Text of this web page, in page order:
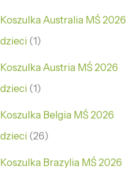
Koszulka Australia MŚ 2026
dzieci 1
Koszulka Austria MŚ 2026
dzieci 1
Koszulka Belgia MŚ 2026
dzieci 26
Koszulka Brazylia MŚ 2026